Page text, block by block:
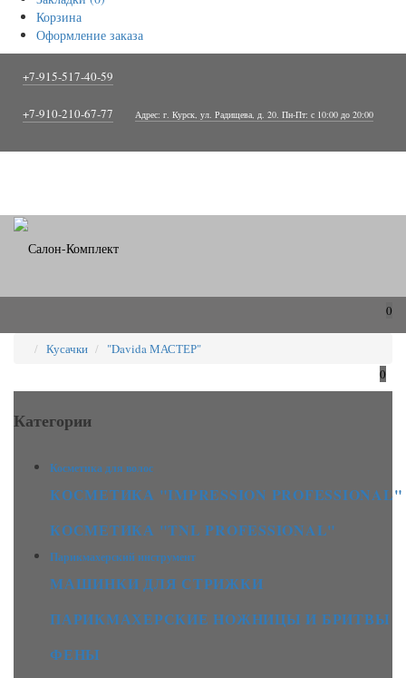
Корзина
Оформление заказа
+7-915-517-40-59
+7-910-210-67-77 Адрес: г. Курск, ул. Радищева, д. 20. Пн-Пт: с 10:00 до 20:00
0
0
Кусачки "Davida МАСТЕР"
Категории
Косметика для волос
КОСМЕТИКА "IMPRESSION PROFESSIONAL"
КОСМЕТИКА "TNL PROFESSIONAL"
Парикмахерский инструмент
МАШИНКИ ДЛЯ СТРИЖКИ
ПАРИКМАХЕРСКИЕ НОЖНИЦЫ И БРИТВЫ
ФЕНЫ